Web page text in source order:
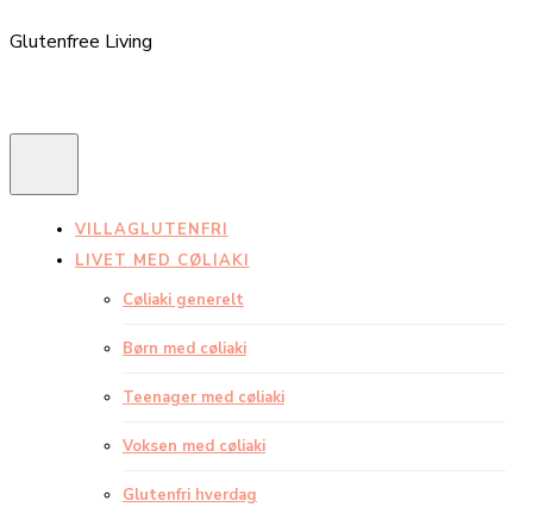
Glutenfree Living
VILLAGLUTENFRI
LIVET MED CØLIAKI
Cøliaki generelt
Børn med cøliaki
Teenager med cøliaki
Voksen med cøliaki
Glutenfri hverdag